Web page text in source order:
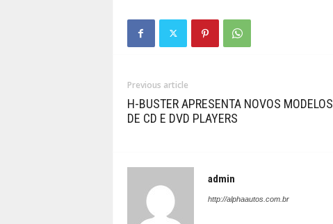
Previous article
H-BUSTER APRESENTA NOVOS MODELOS
DE CD E DVD PLAYERS
admin
http://alphaautos.com.br